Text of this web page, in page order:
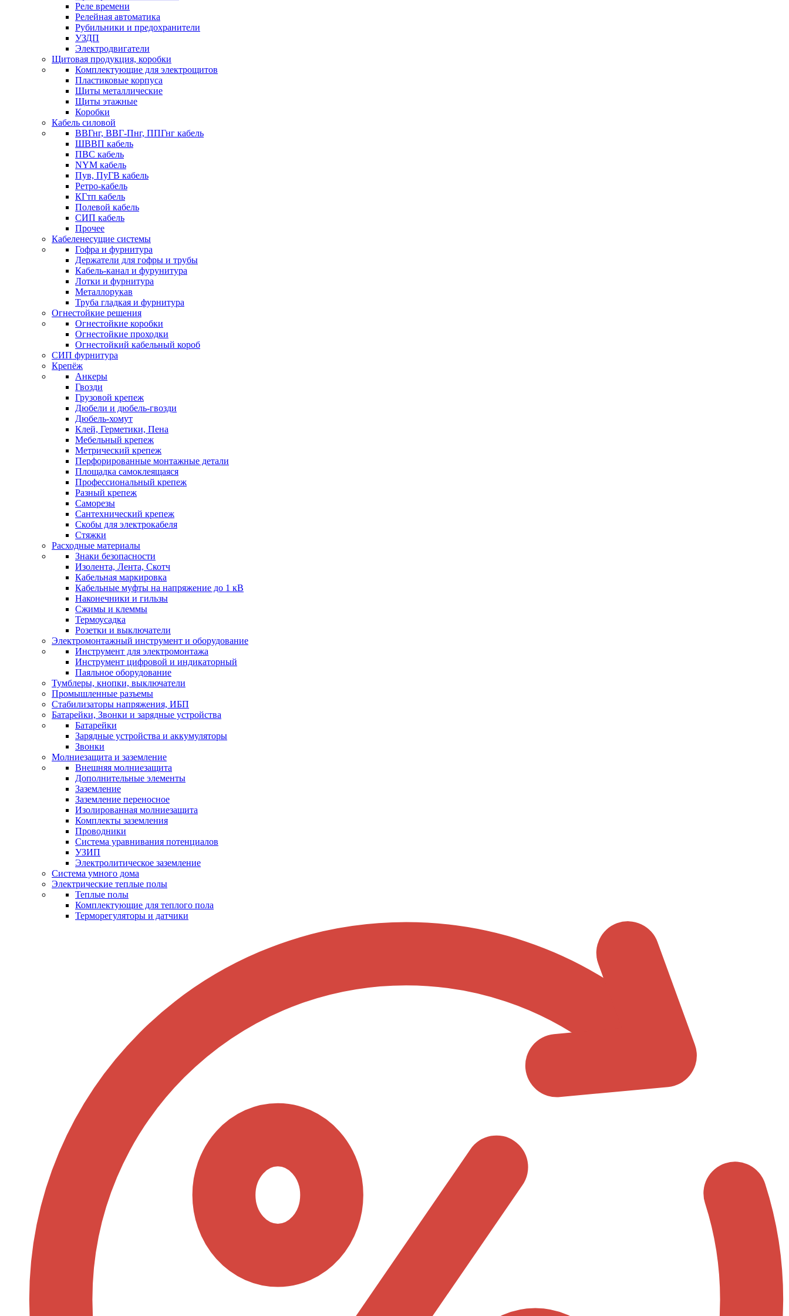
Реле времени
Релейная автоматика
Рубильники и предохранители
УЗДП
Электродвигатели
Щитовая продукция, коробки
Комплектующие для электрощитов
Пластиковые корпуса
Щиты металлические
Щиты этажные
Коробки
Кабель силовой
ВВГнг, ВВГ-Пнг, ППГнг кабель
ШВВП кабель
ПВС кабель
NYM кабель
Пув, ПуГВ кабель
Ретро-кабель
КГтп кабель
Полевой кабель
СИП кабель
Прочее
Кабеленесущие системы
Гофра и фурнитура
Держатели для гофры и трубы
Кабель-канал и фурунитура
Лотки и фурнитура
Металлорукав
Труба гладкая и фурнитура
Огнестойкие решения
Огнестойкие коробки
Огнестойкие проходки
Огнестойкий кабельный короб
СИП фурнитура
Крепёж
Анкеры
Гвозди
Грузовой крепеж
Дюбели и дюбель-гвозди
Дюбель-хомут
Клей, Герметики, Пена
Мебельный крепеж
Метрический крепеж
Перфорированные монтажные детали
Площадка самоклеящаяся
Профессиональный крепеж
Разный крепеж
Саморезы
Сантехнический крепеж
Скобы для электрокабеля
Стяжки
Расходные материалы
Знаки безопасности
Изолента, Лента, Скотч
Кабельная маркировка
Кабельные муфты на напряжение до 1 кВ
Наконечники и гильзы
Сжимы и клеммы
Термоусадка
Розетки и выключатели
Электромонтажный инструмент и оборудование
Инструмент для электромонтажа
Инструмент цифровой и индикаторный
Паяльное оборудование
Тумблеры, кнопки, выключатели
Промышленные разъемы
Стабилизаторы напряжения, ИБП
Батарейки, Звонки и зарядные устройства
Батарейки
Зарядные устройства и аккумуляторы
Звонки
Молниезащита и заземление
Внешняя молниезащита
Дополнительные элементы
Заземление
Заземление переносное
Изолированная молниезащита
Комплекты заземления
Проводники
Система уравнивания потенциалов
УЗИП
Электролитическое заземление
Система умного дома
Электрические теплые полы
Теплые полы
Комплектующие для теплого пола
Терморегуляторы и датчики